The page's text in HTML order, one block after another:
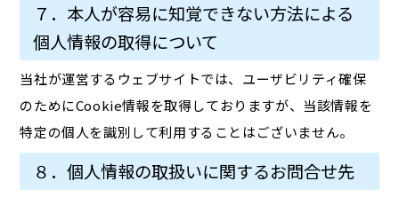
７．本人が容易に知覚できない方法による
個人情報の取得について
当社が運営するウェブサイトでは、ユーザビリティ確保
のためにCookie情報を取得しておりますが、当該情報を
特定の個人を識別して利用することはございません。
８．個人情報の取扱いに関するお問合せ先